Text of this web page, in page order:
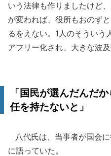
いう法律も作りましたけど
が変われば、役所もおのず
るをえない。1人のそういう
アフリー化され、大きな波
「国民が選んだんだ
任を持たないと」
八代氏は、当事者が国会
に語っていた。